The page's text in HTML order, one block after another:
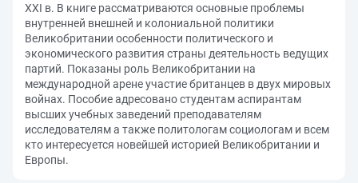
XXI в. В книге рассматриваются основные проблемы
внутренней внешней и колониальной политики
Великобритании особенности политического и
экономического развития страны деятельность ведущих
партий. Показаны роль Великобритании на
международной арене участие британцев в двух мировых
войнах. Пособие адресовано студентам аспирантам
высших учебных заведений преподавателям
исследователям а также политологам социологам и всем
кто интересуется новейшей историей Великобритании и
Европы.